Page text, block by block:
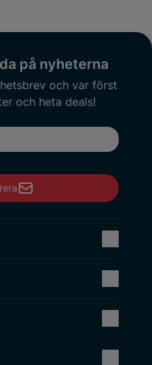
på nyheterna
och var först
och heta deals!